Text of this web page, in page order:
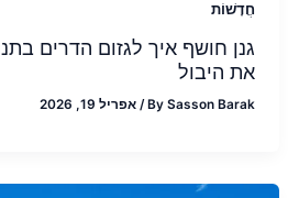
חֲדָשׁוֹת
גנן חושף איך לגזום הדרים
את היבול
BySasson Barak
/ אפריל 19, 2026